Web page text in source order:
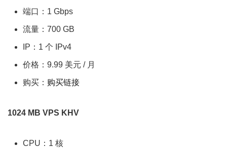
端口：1 Gbps
流量：700 GB
IP：1 个 IPv4
价格：9.99 美元 / 月
购买： 购买链接
1024 MB VPS KHV
CPU：1 核